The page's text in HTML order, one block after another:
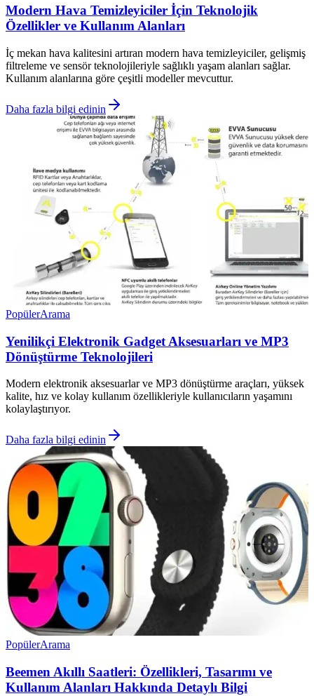
Modern Hava Temizleyiciler İçin Teknolojik
Özellikler ve Kullanım Alanları
İç mekan hava kalitesini artıran modern hava temizleyiciler, gelişmiş
filtreleme ve sensör teknolojileriyle sağlıklı yaşam alanları sağlar.
Kullanım alanlarına göre çeşitli modeller mevcuttur.
Daha fazla bilgi edinin
PopülerArama
Yenilikçi Elektronik Gadget Aksesuarları ve MP3
Dönüştürme Teknolojileri
Modern elektronik aksesuarlar ve MP3 dönüştürme araçları, yüksek
kalite, hız ve kolay kullanım özellikleriyle kullanıcıların yaşamını
kolaylaştırıyor.
Daha fazla bilgi edinin
PopülerArama
Beemen Akıllı Saatleri: Özellikleri, Tasarımı ve
Kullanım Alanları Hakkında Detaylı Bilgi